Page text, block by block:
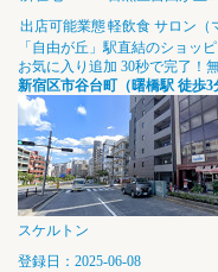
出店可能業態軽飲食 サロン（
「自由が丘」駅直結のショッ
お気に入り追加 30秒で完了！
新宿区市谷台町（曙橋駅 徒歩3
スケルトン
登録日：2025-06-08